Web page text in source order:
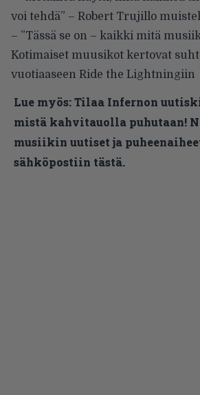
voi tehdä” – Robert Trujillo
– ”Tässä se on – kaikki mitä
Kotimaiset muusikot kertovat
vuotiaaseen Ride the Lightningiin
Lue myös:Tilaa Infernon
mistä kahvitauolla puhutaan!
musiikin uutiset ja
sähköpostiin tästä.